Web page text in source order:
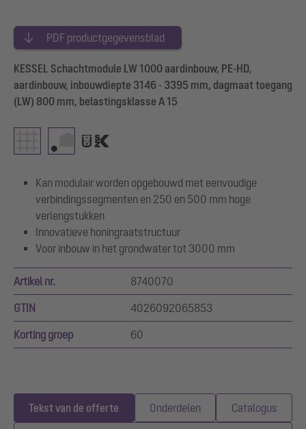
PDF productgegevensblad
KESSEL Schachtmodule LW 1000 aardinbouw, PE-HD,
aardinbouw, inbouwdiepte 3146 - 3395 mm, dagmaat toegang
(LW) 800 mm, belastingsklasse A 15
Kan modulair worden opgebouwd met eenvoudige
verbindingssegmenten en 250 en 500 mm hoge
verlengstukken
Innovatieve honingraatstructuur
Voor inbouw in het grondwater tot 3000 mm
Artikel nr. 8740070
GTIN 4026092065853
Korting groep 60
Tekst van de offerte Onderdelen Catalogus